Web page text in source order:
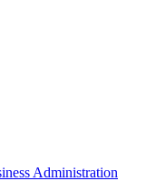
Administration